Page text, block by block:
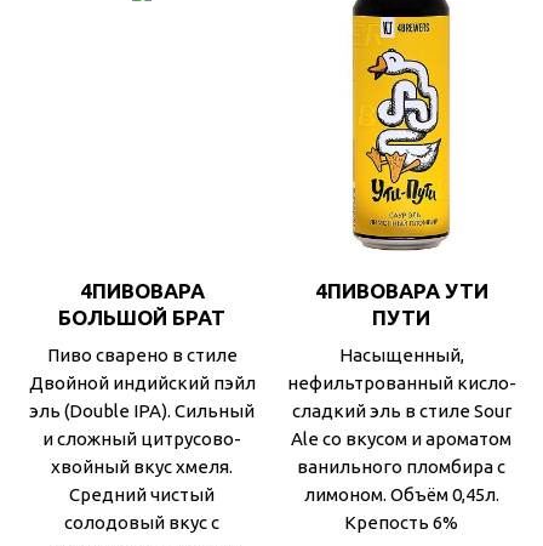
4ПИВОВАРА
БОЛЬШОЙ БРАТ
Пиво сварено в стиле
Двойной индийский пэйл
эль (Double IPA). Сильный
и сложный цитрусово-
хвойный вкус хмеля.
Средний чистый
солодовый вкус с
4ПИВОВАРА УТИ
ПУТИ
Насыщенный,
нефильтрованный кисло-
сладкий эль в стиле Sour
Ale со вкусом и ароматом
ванильного пломбира с
лимоном. Объём 0,45л.
Крепость 6%